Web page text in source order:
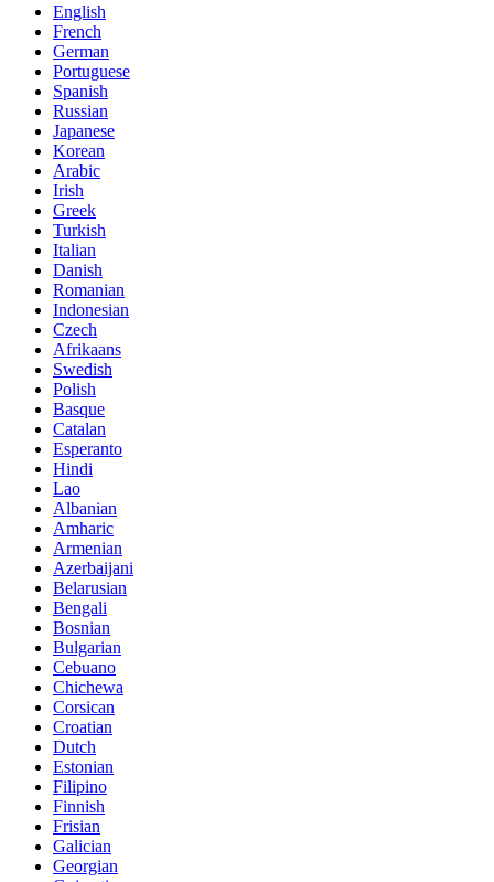
English
French
German
Portuguese
Spanish
Russian
Japanese
Korean
Arabic
Irish
Greek
Turkish
Italian
Danish
Romanian
Indonesian
Czech
Afrikaans
Swedish
Polish
Basque
Catalan
Esperanto
Hindi
Lao
Albanian
Amharic
Armenian
Azerbaijani
Belarusian
Bengali
Bosnian
Bulgarian
Cebuano
Chichewa
Corsican
Croatian
Dutch
Estonian
Filipino
Finnish
Frisian
Galician
Georgian